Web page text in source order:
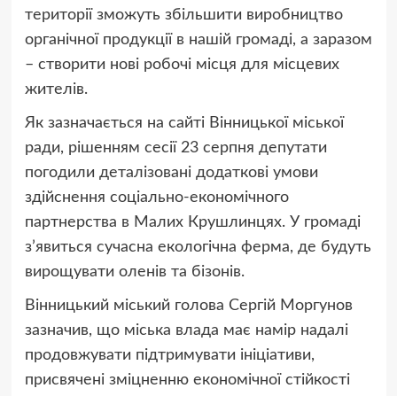
території зможуть збільшити виробництво
органічної продукції в нашій громаді, а заразом
– створити нові робочі місця для місцевих
жителів.
Як зазначається на сайті Вінницької міської
ради, рішенням сесії 23 серпня депутати
погодили деталізовані додаткові умови
здійснення соціально-економічного
партнерства в Малих Крушлинцях. У громаді
з’явиться сучасна екологічна ферма, де будуть
вирощувати оленів та бізонів.
Вінницький міський голова Сергій Моргунов
зазначив, що міська влада має намір надалі
продовжувати підтримувати ініціативи,
присвячені зміцненню економічної стійкості